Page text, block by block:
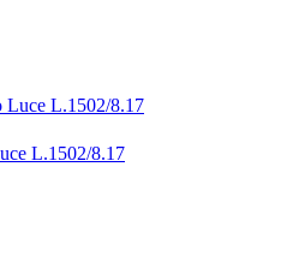
L.1502/8.17